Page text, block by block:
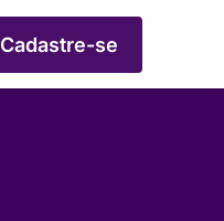
Cadastre-se